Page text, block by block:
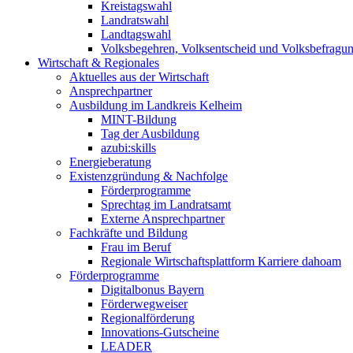
Kreistagswahl
Landratswahl
Landtagswahl
Volksbegehren, Volksentscheid und
Wirtschaft & Regionales
Aktuelles aus der Wirtschaft
Ansprechpartner
Ausbildung im Landkreis Kelheim
MINT-Bildung
Tag der Ausbildung
azubi:skills
Energieberatung
Existenzgründung & Nachfolge
Förderprogramme
Sprechtag im Landratsamt
Externe Ansprechpartner
Fachkräfte und Bildung
Frau im Beruf
Regionale Wirtschaftsplattform Karriere dahoam
Förderprogramme
Digitalbonus Bayern
Förderwegweiser
Regionalförderung
Innovations-Gutscheine
LEADER